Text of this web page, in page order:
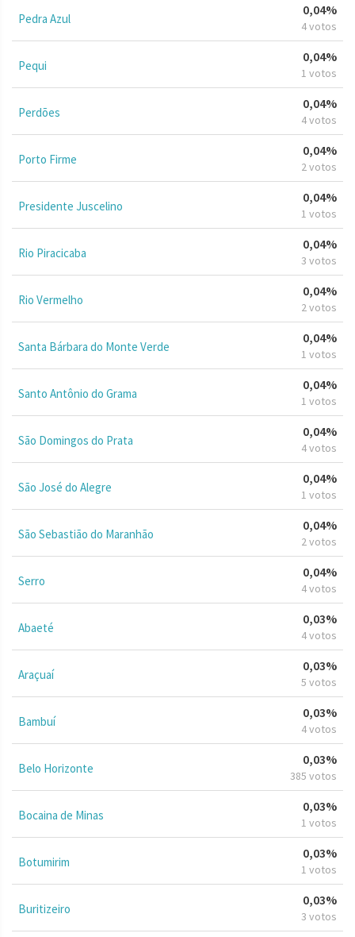
Pedra Azul
0,04%
4 votos
Pequi
0,04%
1 votos
Perdões
0,04%
4 votos
Porto Firme
0,04%
2 votos
Presidente Juscelino
0,04%
1 votos
Rio Piracicaba
0,04%
3 votos
Rio Vermelho
0,04%
2 votos
Santa Bárbara do Monte Verde
0,04%
1 votos
Santo Antônio do Grama
0,04%
1 votos
São Domingos do Prata
0,04%
4 votos
São José do Alegre
0,04%
1 votos
São Sebastião do Maranhão
0,04%
2 votos
Serro
0,04%
4 votos
Abaeté
0,03%
4 votos
Araçuaí
0,03%
5 votos
Bambuí
0,03%
4 votos
Belo Horizonte
0,03%
385 votos
Bocaina de Minas
0,03%
1 votos
Botumirim
0,03%
1 votos
Buritizeiro
0,03%
3 votos